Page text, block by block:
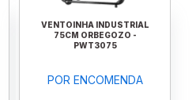
VENTOINHA INDUSTRIAL
75CM ORBEGOZO -
PWT3075
POR ENCOMENDA